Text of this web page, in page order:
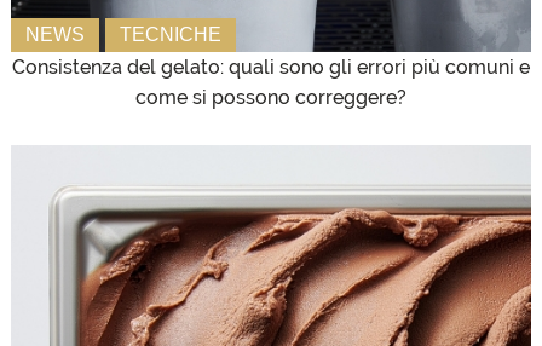
NEWS TECNICHE
Consistenza del gelato: quali sono gli errori più comuni e
come si possono correggere?